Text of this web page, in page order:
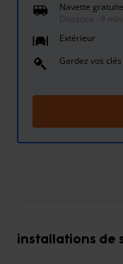
Navette gratuite
Distance : 9 min
Extérieur
Gardez vos clés
installations de